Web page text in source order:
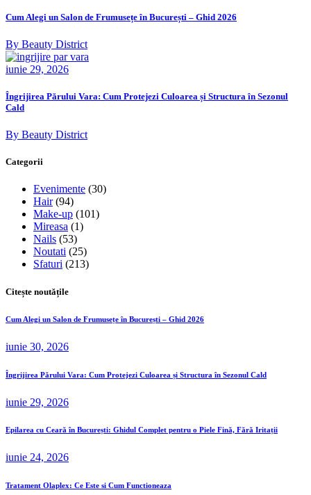
Cum Alegi un Salon de Frumusețe în București – Ghid 2026
By Beauty District
iunie 29, 2026
Îngrijirea Părului Vara: Cum Protejezi Culoarea și Structura în Sezonul
Cald
By Beauty District
Categorii
Evenimente (30)
Hair(94)
Make-up (101)
Mireasa (1)
Nails (53)
Noutati (25)
Sfaturi (213)
Citește noutățile
Cum Alegi un Salon de Frumusețe în București – Ghid 2026
iunie 30, 2026
Îngrijirea Părului Vara: Cum Protejezi Culoarea și Structura în Sezonul Cald
iunie 29, 2026
Epilarea cu Ceară în București: Ghidul Complet pentru o Piele Fină, Fără Iritații
iunie 24, 2026
Tratament Olaplex: Ce Este si Cum Functioneaza